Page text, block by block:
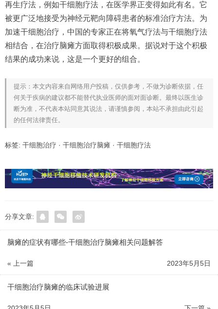
再生疗法，例如干细胞疗法，在医学界正变得如此有名。它
被更广泛地接受为神经元靶向障碍患者的标准治疗方法。为
加速干细胞治疗，中国的专家正在将氧气疗法与干细胞疗法
相结合，在治疗脑瘫方面取得积极成果。据说对于这个积极
结果的成功来说，这是一个更好的组合。
提示：本文内容来自网络用户投稿，仅供参考，不做为诊断依据，任
何关于疾病的建议都不能替代执业医师的面对面诊断。最终以医生诊
断为准，不代表本站同意其说法，请谨慎参阅，本站不承担由此引起
的任何法律责任。
标签: 干细胞治疗 · 干细胞治疗脑瘫 · 干细胞疗法
分享文章:
脑瘫的症状有哪些-干细胞治疗脑瘫相关问题解答
« 上一篇 2023年5月5日
干细胞治疗脑瘫的临床试验进展